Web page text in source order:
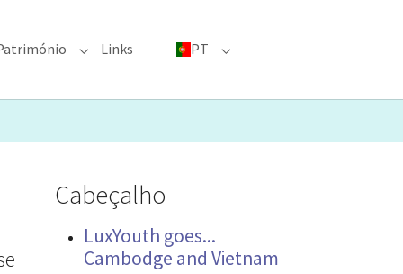
for "Grandes eventos"
Submenu for "Património"
Links PT Submenu for "PT"
Cabeçalho
LuxYouth goes...
Cambodge and Vietnam